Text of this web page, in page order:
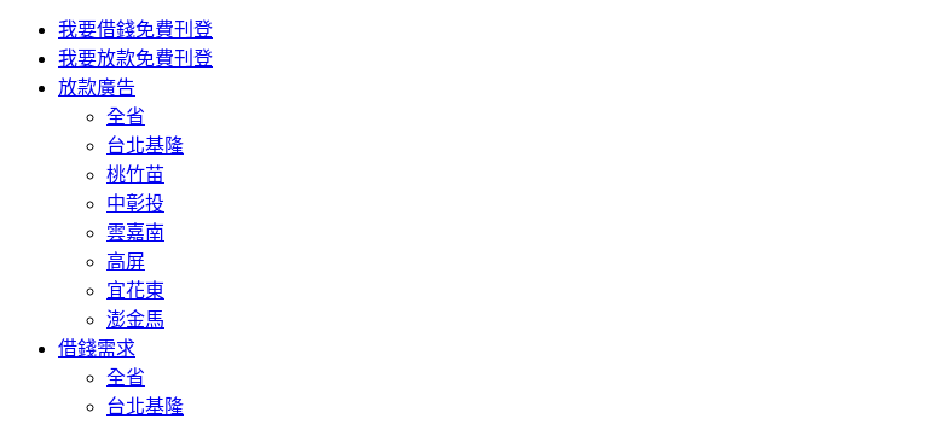
我要借錢免費刊登
我要放款免費刊登
放款廣告
全省
台北基隆
桃竹苗
中彰投
雲嘉南
高屏
宜花東
澎金馬
借錢需求
全省
台北基隆